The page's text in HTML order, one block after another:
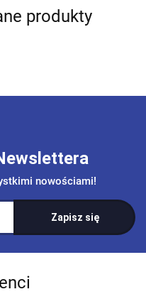
produkty
nowościami!